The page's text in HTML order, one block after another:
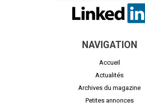
NAVIGATION
Accueil
Actualités
Archives du magazine
Petites annonces